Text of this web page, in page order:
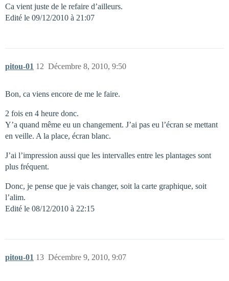
Ca vient juste de le refaire d’ailleurs.
Edité le 09/12/2010 à 21:07
pitou-01 Décembre 8, 2010, 9:50
12
Bon, ca viens encore de me le faire.
2 fois en 4 heure donc.
Y’a quand même eu un changement. J’ai pas eu l’écran se mettant
en veille. A la place, écran blanc.
J’ai l’impression aussi que les intervalles entre les plantages sont
plus fréquent.
Donc, je pense que je vais changer, soit la carte graphique, soit
l’alim.
Edité le 08/12/2010 à 22:15
pitou-01 Décembre 9, 2010, 9:07
13